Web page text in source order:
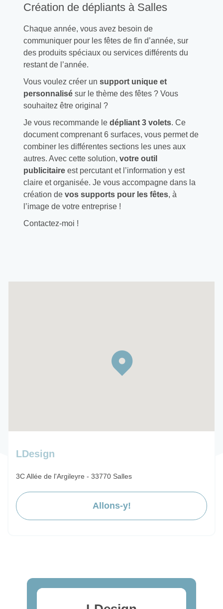
Création de dépliants à Salles
Chaque année, vous avez besoin de
communiquer pour les fêtes de fin d’année, sur
des produits spéciaux ou services différents du
restant de l’année.
Vous voulez créer un support unique et
personnalisé sur le thème des fêtes ? Vous
souhaitez être original ?
Je vous recommande le dépliant 3 volets. Ce
document comprenant 6 surfaces, vous permet de
combiner les différentes sections les unes aux
autres. Avec cette solution, votre outil
publicitaire est percutant et l’information y est
claire et organisée. Je vous accompagne dans la
création de vos supports pour les fêtes, à
l’image de votre entreprise !
Contactez-moi !
LDesign
3C Allée de l'Argileyre - 33770 Salles
Allons-y!